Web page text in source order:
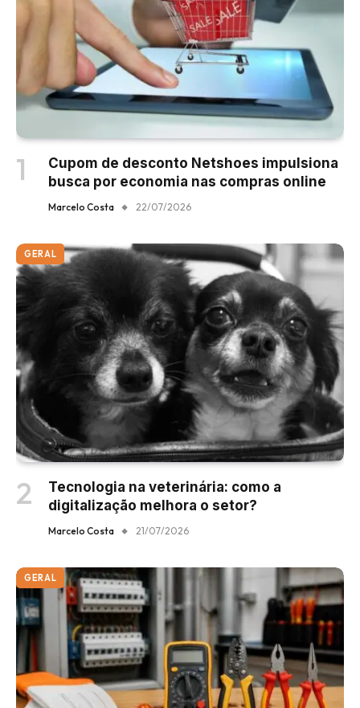
Cupom de desconto Netshoes impulsiona
busca por economia nas compras online
Marcelo Costa 22/07/2026
GERAL
Tecnologia na veterinária: como a
digitalização melhora o setor?
Marcelo Costa 21/07/2026
GERAL